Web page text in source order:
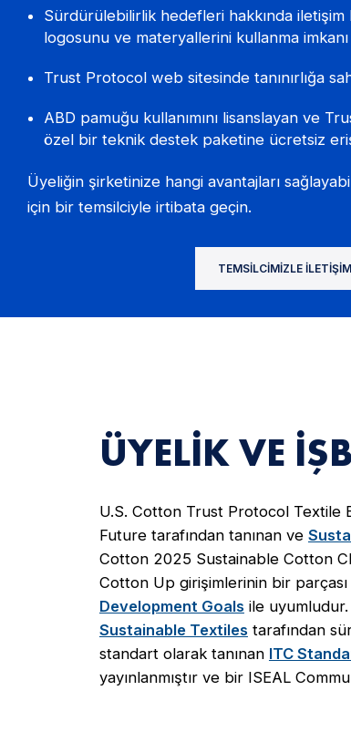
Sürdürülebilirlik hedefleri hakkında
logosunu ve materyallerini kullanma imkanı
Trust Protocol web sitesinde tanınırlığa
ABD pamuğu kullanımını lisanslayan ve
özel bir teknik destek paketine ücretsiz
Üyeliğin şirketinize hangi avantajları
için bir temsilciyle irtibata geçin.
TEMSILCIMIZLE
ÜYELIK VE
U.S. Cotton Trust Protocol Textile
Future tarafından tanınan ve
Cotton 2025 Sustainable Cotton
Cotton Up girişimlerinin bir
Development Goals ile
Sustainable Textiles tarafından
standart olarak tanınan ITC
yayınlanmıştır ve bir ISEAL